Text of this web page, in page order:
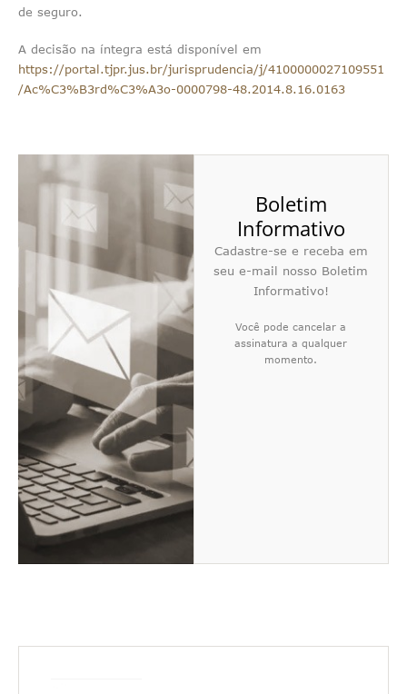
de seguro.
A decisão na íntegra está disponível em
https://portal.tjpr.jus.br/jurisprudencia/j/4100000027109551
/Ac%C3%B3rd%C3%A3o-0000798-48.2014.8.16.0163
Boletim
Informativo
Cadastre-se e receba em
seu e-mail nosso Boletim
Informativo!
Você pode cancelar a
assinatura a qualquer
momento.